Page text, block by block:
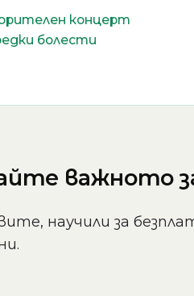
концерт
болести
важното
научили за